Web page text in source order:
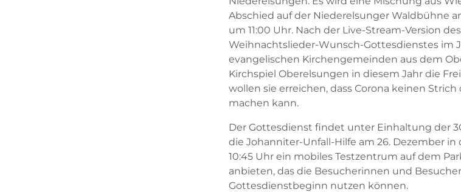
Abschied auf der Niederelsunger Waldbühne
um 11:00 Uhr. Nach der Live-Stream-Version
Weihnachtslieder-Wunsch-Gottesdienstes im
evangelischen Kirchengemeinden aus dem
Kirchspiel Oberelsungen in diesem Jahr die
wollen sie erreichen, dass Corona keinen
machen kann.
Der Gottesdienst findet unter Einhaltung der
die Johanniter-Unfall-Hilfe am 26. Dezember in
10:45 Uhr ein mobiles Testzentrum auf dem
anbieten, das die Besucherinnen und
Gottesdienstbeginn nutzen können.